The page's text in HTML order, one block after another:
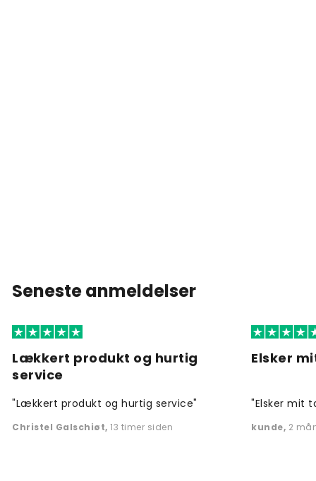
Seneste anmeldelser
Lækkert produkt og hurtig
service
"Lækkert produkt og hurtig service"
Christel Galschiøt, 13 timer siden
Elsker
"Elsker mit
kunde, 2